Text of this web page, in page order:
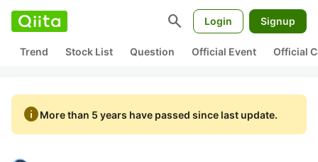
search Login Signup
Trend Stock List Question Official Event Official
infoMore than 5 years have passed since last update.